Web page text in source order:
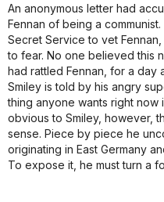
An anonymous letter had
Fennan of being a
Secret Service to vet
to fear. No one believed this
had rattled Fennan, for a day
Smiley is told by his angry
thing anyone wants right now
obvious to Smiley, however,
sense. Piece by piece he
originating in East Germany
To expose it, he must turn a